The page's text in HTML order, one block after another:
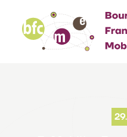
contenu
principal